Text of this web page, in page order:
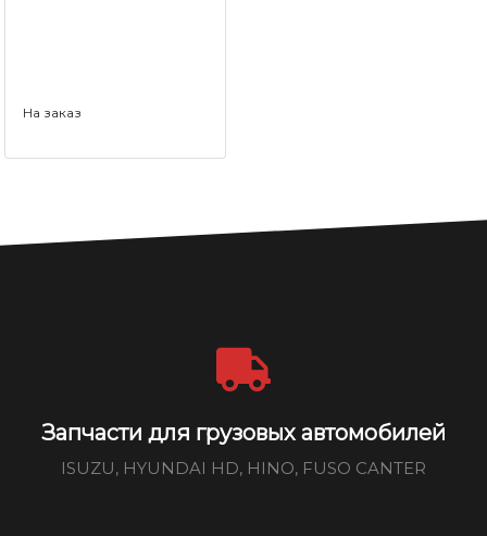
На заказ
Запчасти для грузовых автомобилей
ISUZU, HYUNDAI HD, HINO, FUSO CANTER